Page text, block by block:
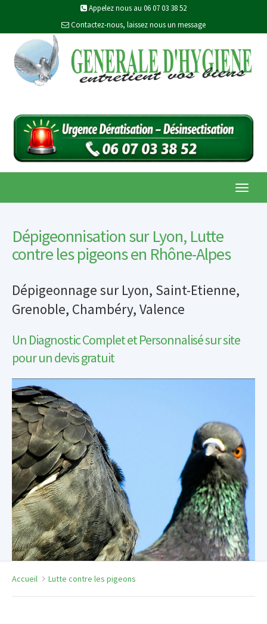
Appelez nous au 06 07 03 38 52
Contactez-nous, laissez nous un message
Dépigeonnisation sur Lyon, Lutte
contre les pigeons en Rhône-Alpes
Dépigeonnage sur Lyon, Saint-Etienne,
Grenoble, Chambéry, Valence
Un Diagnostic Complet et Personnalisé sur site
pour un devis gratuit
Accueil Lutte contre les pigeons